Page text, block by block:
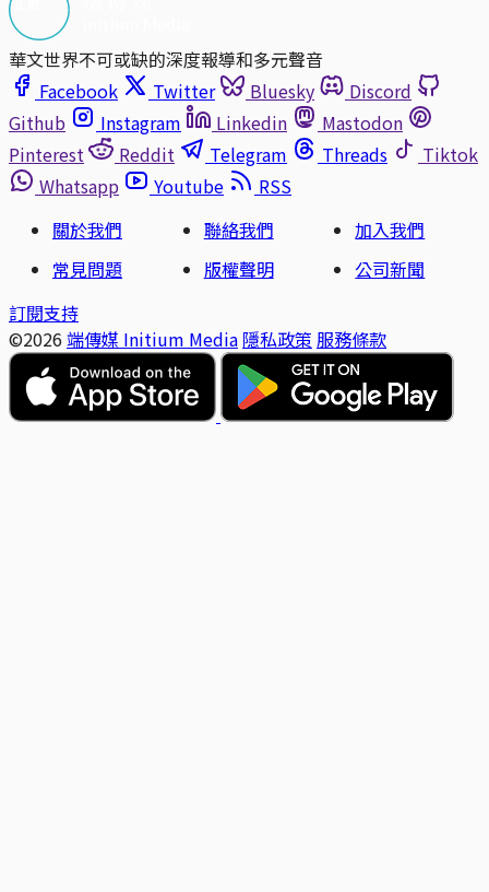
華文世界不可或缺的深度報導和多元聲音
Facebook
Twitter Bluesky
Discord
Github
Instagram Linkedin
Mastodon
Pinterest
Reddit Telegram Threads
Tiktok
Whatsapp
Youtube
RSS
關於我們
聯絡我們
加入我們
常見問題
版權聲明
公司新聞
訂閱支持
©2026 端傳媒 Initium Media 隱私政策 服務條款